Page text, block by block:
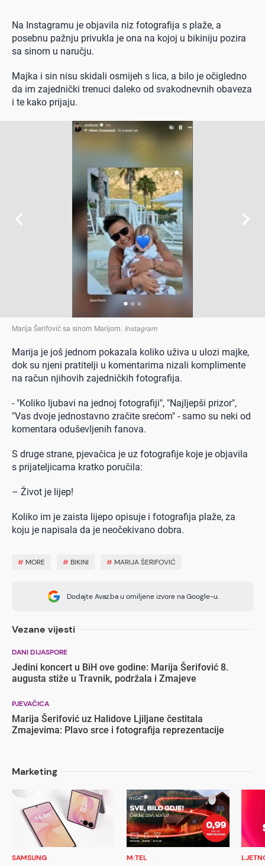
Na Instagramu je objavila niz fotografija s plaže, a
posebnu pažnju privukla je ona na kojoj u bikiniju pozira
sa sinom u naručju.
Majka i sin nisu skidali osmijeh s lica, a bilo je očigledno
da im zajednički trenuci daleko od svakodnevnih obaveza
i te kako prijaju.
Marija Šerifović sa sinom Marijom Instagram
Marija je još jednom pokazala koliko uživa u ulozi majke,
dok su njeni pratitelji u komentarima nizali komplimente
na račun njihovih zajedničkih fotografija.
- "Koliko ljubavi na jednoj fotografiji", "Najljepši prizor",
"Vas dvoje jednostavno zračite srećom" - samo su neki od
komentara oduševljenih fanova.
S druge strane, pjevačica je uz fotografije koje je objavila
s prijateljicama kratko poručila:
– Život je lijep!
Koliko im je zaista lijepo opisuje i fotografija plaže, za
koju je napisala da je neočekivano dobra.
# MORE # BIKINI # MARIJA ŠERIFOVIĆ
Dodajte Avaz.ba u omiljene izvore na Google-u.
Vezane vijesti
DANI DIJASPORE
Jedini koncert u BiH ove godine: Marija Šerifović 8.
augusta stiže u Travnik, podržala i Zmajeve
PJEVAČICA
Marija Šerifović uz Halidove Ljiljane čestitala
Zmajevima: Plavo srce i fotografija reprezentacije
Marketing
SAMSUNG M:TEL